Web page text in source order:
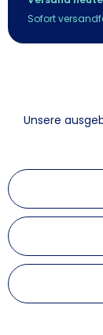
Sofort
Unsere